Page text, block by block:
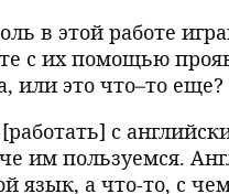
в этой работе
с их помощью
или это что–то еще?
с
им пользуемся.
язык, а что-то, с